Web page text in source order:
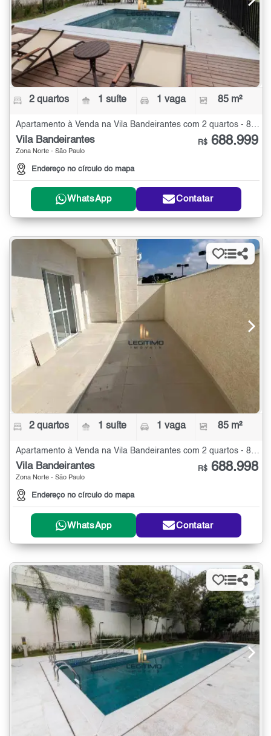
2 quartos 1 suíte 1 vaga 85 m²
Vila Bandeirantes
Zona Norte - São Paulo
Endereço no círculo do mapa
R$ 688.999
WhatsApp Contatar
2 quartos 1 suíte 1 vaga 85 m²
Apartamento à Venda na Vila Bandeirantes com 2 quartos - 85 m²
Vila Bandeirantes
Zona Norte - São Paulo
Endereço no círculo do mapa
R$ 688.998
WhatsApp Contatar